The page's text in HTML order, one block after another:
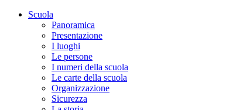
Scuola
Panoramica
Presentazione
I luoghi
Le persone
I numeri della scuola
Le carte della scuola
Organizzazione
Sicurezza